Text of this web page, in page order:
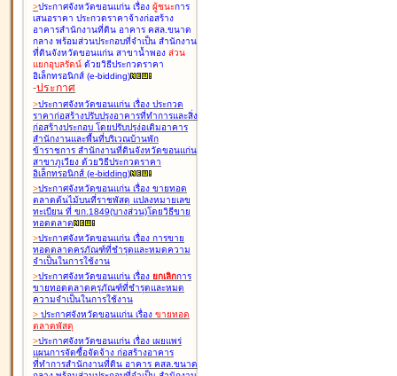
>ประกาศจังหวัดขอนแก่น เรื่อง ผู้ชนะการ
เสนอราคา ประกวดราคาจ้างก่อสร้าง
อาคารสำนักงานที่ดิน อาคาร คสล.ขนาด
กลาง พร้อมส่วนประกอบที่จำเป็น สำนักงาน
ที่ดินจังหวัดขอนแก่น สาขาน้ำพอง ส่วน
แยกอุบลรัตน์ ด้วยวิธีประกวดราคา
อิเล็กทรอนิกส์ (e-bidding)
-ประกาศ
>ประกาศจังหวัดขอนแก่น เรื่อง ประกวด
ราคาก่อสร้างปรับปรุงอาคารที่ทำการและสิ่ง
ก่อสร้างประกอบ โดยปรับปรุง่อเติมอาคาร
สำนักงานและพื้นที่บริเวณบ้านพัก
ข้าราชการ สำนักงานที่ดินจังหวัดขอนแก่น
สาขาภูเวียง ด้วยวิธีประกวดราคา
อิเล็กทรอนิกส์ (e-bidding)
>ประกาศจังหวัดขอนแก่น เรื่อง ขายทอด
ตลาดต้นไม้บนที่ราชพัสดุ แปลงหมายเลข
ทะเบียน ที่ ขก.1849(บางส่วน)โดยวิธีขาย
ทอดตลาด
>ประกาศจังหวัดขอนแก่น เรื่อง การขาย
ทอดตลาดครุภัณฑ์ที่ชำรุดและหมดความ
จำเป็นในการใช้งาน
>ประกาศจังหวัดขอนแก่น เรื่อง ยกเลิกการ
ขายทอดตลาดครุภัณฑ์ที่ชำรุดและหมด
ความจำเป็นในการใช้งาน
> ประกาศจังหวัดขอนแก่น เรื่อง ขายทอด
ตลาดพัสดุ
>ประกาศจังหวัดขอนแก่น เรื่อง เผยแพร่
แผนการจัดซื้อจัดจ้าง ก่อสร้างอาคาร
ที่ทำการสำนักงานที่ดิน อาคาร คสล.ขนาด